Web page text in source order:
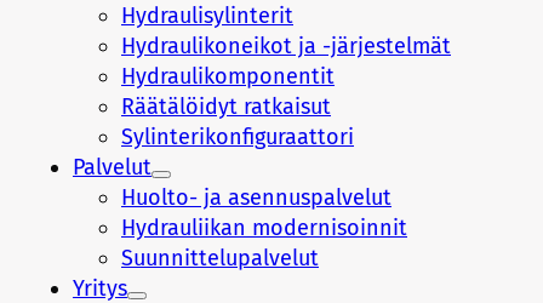
Hydraulisylinterit
Hydraulikoneikot ja -järjestelmät
Hydraulikomponentit
Räätälöidyt ratkaisut
Sylinterikonfiguraattori
Palvelut
Huolto- ja asennuspalvelut
Hydrauliikan modernisoinnit
Suunnittelupalvelut
Yritys